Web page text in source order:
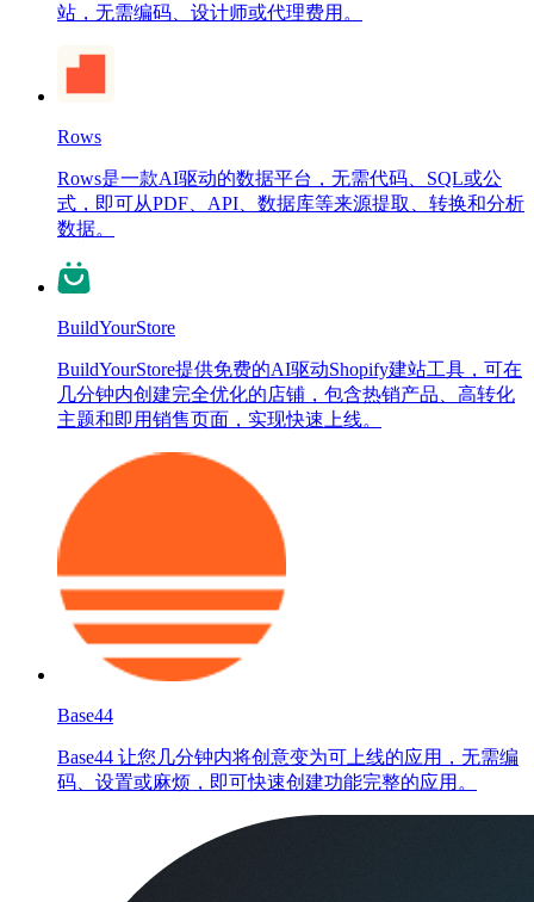
站，无需编码、设计师或代理费用。
Rows
Rows是一款AI驱动的数据平台，无需代码、SQL或公
式，即可从PDF、API、数据库等来源提取、转换和分析
数据。
BuildYourStore
BuildYourStore提供免费的AI驱动Shopify建站工具，可在
几分钟内创建完全优化的店铺，包含热销产品、高转化
主题和即用销售页面，实现快速上线。
Base44
Base44 让您几分钟内将创意变为可上线的应用，无需编
码、设置或麻烦，即可快速创建功能完整的应用。